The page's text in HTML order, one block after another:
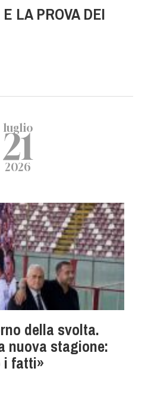
LA PROVA DEI
luglio
21
2026
della svolta.
nuova stagione:
fatti»